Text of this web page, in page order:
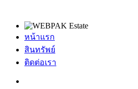
หน้าแรก
สินทรัพย์
ติดต่อเรา